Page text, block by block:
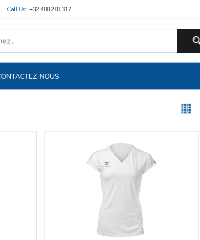
Call Us: +32 488 283 317
NOUS